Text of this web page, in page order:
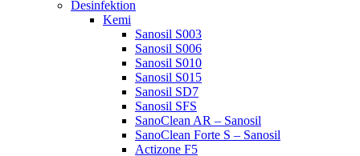
Desinfektion
Kemi
Sanosil S003
Sanosil S006
Sanosil S010
Sanosil S015
Sanosil SD7
Sanosil SFS
SanoClean AR – Sanosil
SanoClean Forte S – Sanosil
Actizone F5